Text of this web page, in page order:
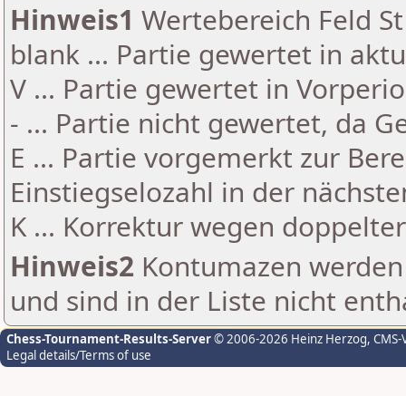
Hinweis1 Wertebereich Feld
blank ... Partie gewertet in
V ... Partie gewertet in
- ... Partie nicht gewertet, da
E ... Partie vorgemerkt zur
Einstiegselozahl in der
K ... Korrektur wegen
Hinweis2 Kontumazen
und sind in der Liste nicht
Chess-Tournament-Results-Server© 2006-2026 Heinz Herzog,
Legal details/Terms of use